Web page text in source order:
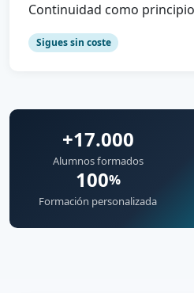
Continuidad como principio
Sigues sin coste
+17.000
Alumnos formados
100%
Formación personalizada